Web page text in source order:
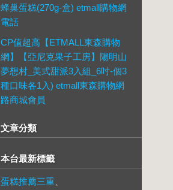
蜂巢蛋糕(270g-盒) etmall購物網
電話
CP值超高【ETMALL東森購物
網】【亞尼克果子工房】陽明山
夢想村_美式甜派3入組_6吋-個3
種口味各1入) etmall東森購物網
路商城會員
文章分類
本台最新標籤
蛋糕推薦三重